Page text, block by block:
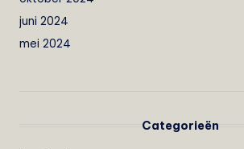
juni 2024
mei 2024
Categorieën